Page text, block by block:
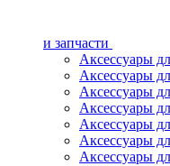
и запчасти
Аксессуары
Аксессуары
Аксессуары
Аксессуары
Аксессуары
Аксессуары
Аксессуары